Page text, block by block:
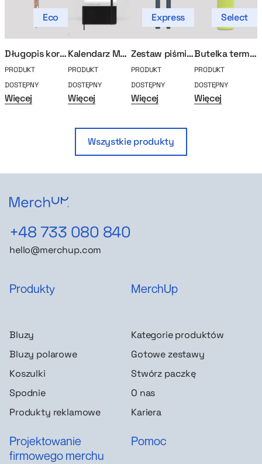
Eco
Długopis korkowy
PRODUKT
DOSTĘPNY
Więcej
Kalendarz Moleskine
PRODUKT
DOSTĘPNY
Więcej
Express
Zestaw piśmienniczy Vinga Baltimore
PRODUKT
DOSTĘPNY
Więcej
Select
Butelka termiczna Kambukka Elton Insulated 750ml
PRODUKT
DOSTĘPNY
Więcej
Wszystkie produkty
+48 733 080 840
hello@merchup.com
Produkty
Bluzy
Bluzy polarowe
Koszulki
Spodnie
Produkty reklamowe
MerchUp
Kategorie produktów
Gotowe zestawy
Stwórz paczkę
O nas
Kariera
Projektowanie
firmowego merchu
Pomoc